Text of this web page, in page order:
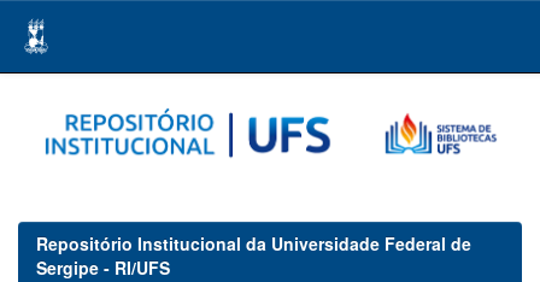
navigation
Repositório Institucional da Universidade Federal de
Sergipe - RI/UFS